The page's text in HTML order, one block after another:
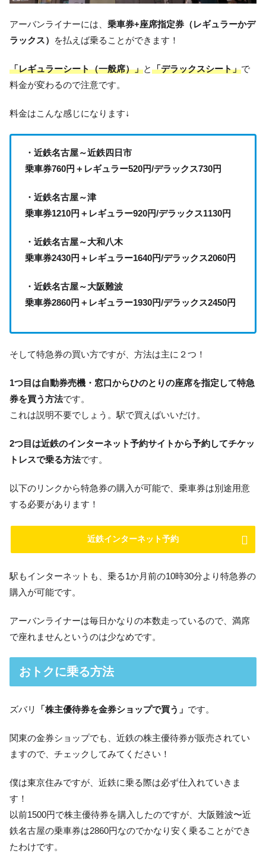
アーバンライナーには、 乗車券+座席指定券（レギュラーかデ
ラックス）
を払えば乗ることができます！
「レギュラーシート（一般席）」と「デラックスシート」で
料金が変わるので注意です。
料金はこんな感じになります↓
・近鉄名古屋～近鉄四日市
乗車券760円＋レギュラー520円/デラックス730円
・近鉄名古屋～津
乗車券1210円＋レギュラー920円/デラックス1130円
・近鉄名古屋～大和八木
乗車券2430円＋レギュラー1640円/デラックス2060円
・近鉄名古屋～大阪難波
乗車券2860円＋レギュラー1930円/デラックス2450円
そして特急券の買い方ですが、方法は主に２つ！
1つ目は自動券売機・窓口からひのとりの座席を指定して特急
券を買う方法です。
これは説明不要でしょう。駅で買えばいいだけ。
2つ目は近鉄のインターネット予約サイトから予約してチケッ
トレスで乗る方法です。
以下のリンクから特急券の購入が可能で、乗車券は別途用意
する必要があります！
近鉄インターネット予約
駅もインターネットも、乗る1か月前の10時30分より特急券の
購入が可能です。
アーバンライナーは毎日かなりの本数走っているので、満席
で座れませんというのは少なめです。
おトクに乗る方法
ズバリ 「株主優待券を金券ショップで買う」 です。
関東の金券ショップでも、近鉄の株主優待券が販売されてい
ますので、チェックしてみてください！
僕は東京住みですが、近鉄に乗る際は必ず仕入れていきま
す！
以前1500円で株主優待券を購入したのですが、大阪難波〜近
鉄名古屋の乗車券は2860円なのでかなり安く乗ることができ
たわけです。